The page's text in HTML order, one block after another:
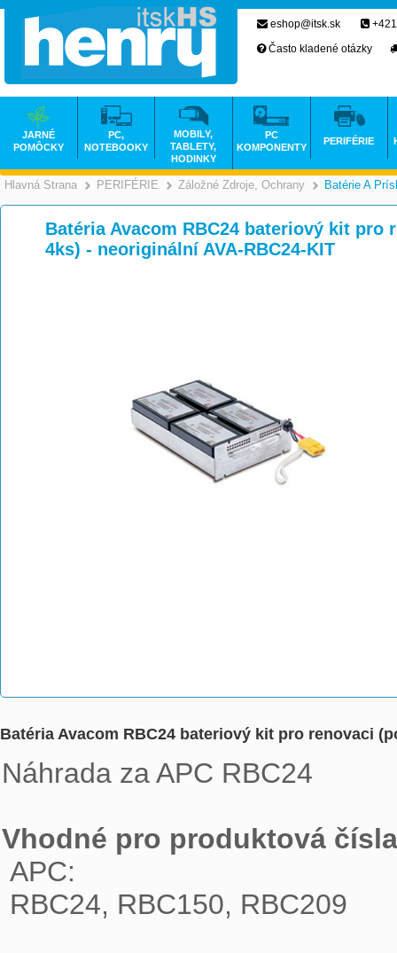
Hlavná Strana >
PERIFÉRIE >
Záložné Zdroje, Ochrany Batérie A
Batéria Avacom RBC24 bateriový kit pro
4ks) - neoriginální AVA-RBC24-KIT
Batéria Avacom RBC24 bateriový kit pro renovaci
Náhrada za APC RBC24
Vhodné pro produktová
APC:
RBC24, RBC150, RBC209
eshop@itsk.sk
Často kladené otázky
JARNÉ
POMÔCKY
PC,
NOTEBOOKY
MOBILY,
TABLETY,
HODINKY
PC
KOMPONENTY
PERIFÉRIE